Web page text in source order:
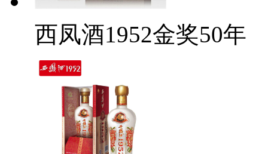
西凤酒1952金奖50年